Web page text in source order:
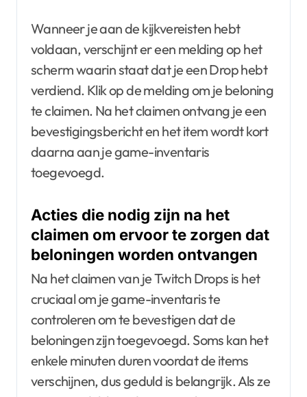
Wanneer je aan de kijkvereisten hebt
voldaan, verschijnt er een melding op het
scherm waarin staat dat je een Drop hebt
verdiend. Klik op de melding om je beloning
te claimen. Na het claimen ontvang je een
bevestigingsbericht en het item wordt kort
daarna aan je game-inventaris
toegevoegd.
Acties die nodig zijn na het
claimen om ervoor te zorgen dat
beloningen worden ontvangen
Na het claimen van je Twitch Drops is het
cruciaal om je game-inventaris te
controleren om te bevestigen dat de
beloningen zijn toegevoegd. Soms kan het
enkele minuten duren voordat de items
verschijnen, dus geduld is belangrijk. Als ze